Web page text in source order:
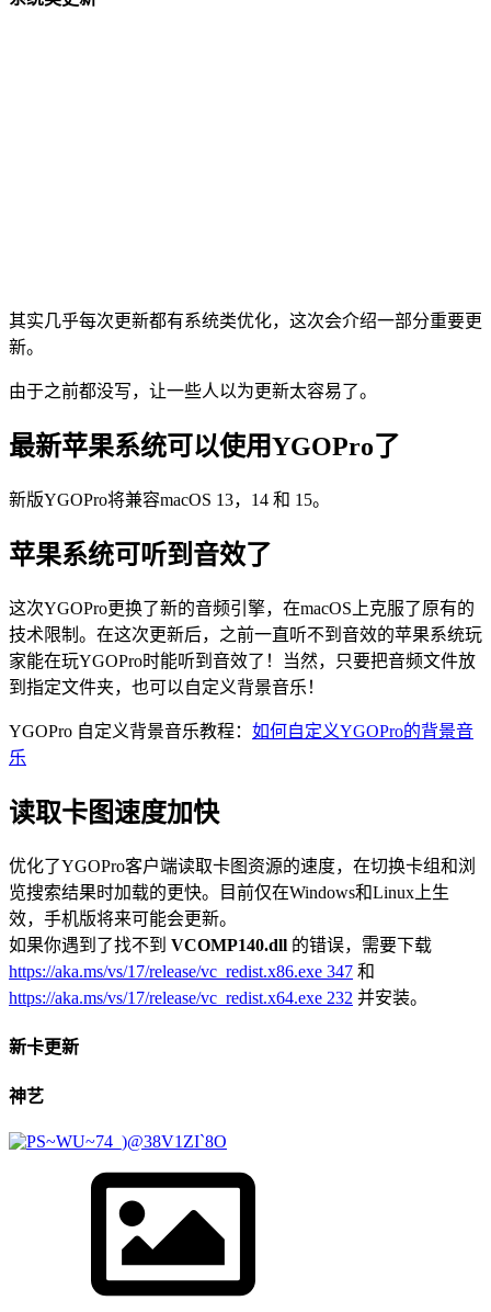
其实几乎每次更新都有系统类优化，这次会介绍一部分重要更
新。
由于之前都没写，让一些人以为更新太容易了。
最新苹果系统可以使用YGOPro了
新版YGOPro将兼容macOS 13，14 和 15。
苹果系统可听到音效了
这次YGOPro更换了新的音频引擎，在macOS上克服了原有的
技术限制。在这次更新后，之前一直听不到音效的苹果系统玩
家能在玩YGOPro时能听到音效了！当然，只要把音频文件放
到指定文件夹，也可以自定义背景音乐！
YGOPro 自定义背景音乐教程： 如何自定义YGOPro的背景音
乐
读取卡图速度加快
优化了YGOPro客户端读取卡图资源的速度，在切换卡组和浏
览搜索结果时加载的更快。目前仅在Windows和Linux上生
效，手机版将来可能会更新。
如果你遇到了找不到 VCOMP140.dll 的错误，需要下载
https://aka.ms/vs/17/release/vc_redist.x86.exe 347 和
https://aka.ms/vs/17/release/vc_redist.x64.exe 232 并安装。
新卡更新
神艺